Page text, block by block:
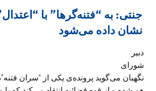
جنتی: به “فتنه‌گرها” با
نشان داده می‌شود
دبیر
شورای
نگهبان می‌گوید پرونده‌ی یکی از “سران